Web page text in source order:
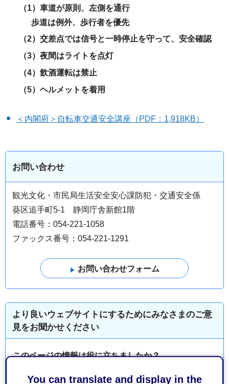
You can translate and display in the
（1）車道が原則、左側を通行
歩道は例外、歩行者を優先
（2）交差点では信号と一時停止を守って、安全確認
（3）夜間はライトを点灯
（4）飲酒運転は禁止
（5）ヘルメットを着用
＜内閣府＞自転車交通安全講座（PDF：1,918KB）
お問い合わせ
観光文化・市民局生活安全安心課防犯・交通安全係
葵区追手町5-1 静岡庁舎新館1階
電話番号：054-221-1058
ファックス番号：054-221-1291
より良いウェブサイトにするためにみなさまのご意
見をお聞かせください
このページの情報は役に立ちましたか？